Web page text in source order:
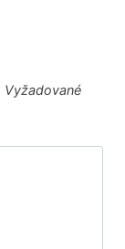
Vyžadované